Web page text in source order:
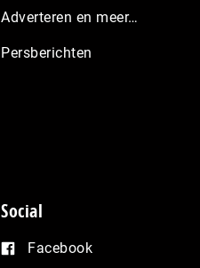
Adverteren en meer…
Persberichten
Social
Facebook